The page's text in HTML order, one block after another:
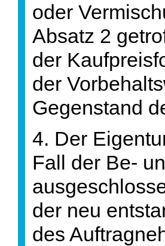
oder
Absatz 2
der
der
Gegenstand
4. Der
Fall der Be-
der neu
des